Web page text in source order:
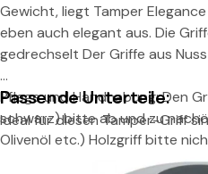
Gewicht, liegt Tamper
eben auch elegant aus. Die
gedrechselt Der Griffe aus
Pflege und Handhabung: Den
schwarz) bitte ab und zu
Olivenöl etc.) Holzgriff bitte
Passende Unterteile:
Ideal für diesen Tamper-Griff